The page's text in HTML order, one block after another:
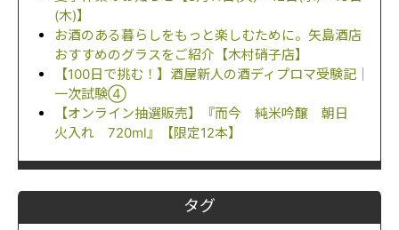
(木)】
お酒のある暮らしをもっと楽しむために。矢島酒店
おすすめのグラスをご紹介【木村硝子店】
【100日で挑む！】酒屋新人の酒ディプロマ受験記｜
一次試験④
【オンライン抽選販売】『而今 純米吟醸 朝日
火入れ 720ml』【限定12本】
タグ